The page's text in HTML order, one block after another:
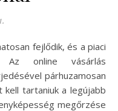
Az online vásárlás
párhuzamosan
kell tartaniuk a legújabb
megőrzése